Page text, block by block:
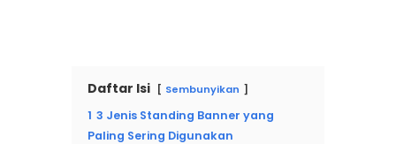
Daftar Isi Sembunyikan
1 3 Jenis Standing Banner yang
Paling Sering Digunakan